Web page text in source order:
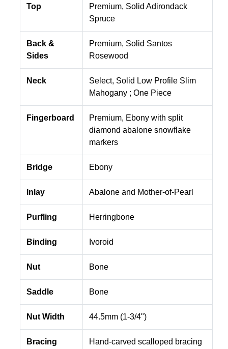
Top
Premium, Solid Adirondack
Spruce
Back &
Sides
Premium, Solid Santos
Rosewood
Neck
Select, Solid Low Profile Slim
Mahogany ; One Piece
Fingerboard
Premium, Ebony with split
diamond abalone snowflake
markers
Bridge Ebony
Inlay Abalone and Mother-of-Pearl
Purfling Herringbone
Binding Ivoroid
Nut Bone
Saddle Bone
Nut Width 44.5mm (1-3/4")
Bracing
Hand-carved scalloped bracing